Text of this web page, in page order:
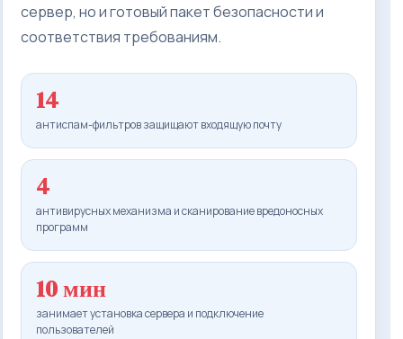
сервер, но и готовый пакет безопасности и
соответствия требованиям.
14
антиспам-фильтров защищают входящую почту
4
антивирусных механизма и сканирование вредоносных
программ
10 мин
занимает установка сервера и подключение
пользователей